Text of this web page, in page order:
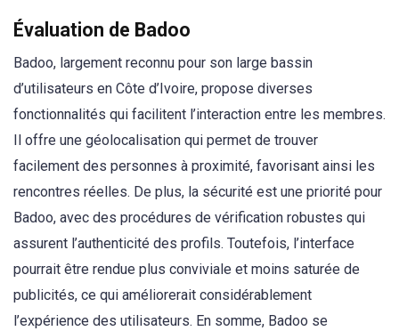
Évaluation de Badoo
Badoo, largement reconnu pour son large bassin
d’utilisateurs en Côte d’Ivoire, propose diverses
fonctionnalités qui facilitent l’interaction entre les membres.
Il offre une géolocalisation qui permet de trouver
facilement des personnes à proximité, favorisant ainsi les
rencontres réelles. De plus, la sécurité est une priorité pour
Badoo, avec des procédures de vérification robustes qui
assurent l’authenticité des profils. Toutefois, l’interface
pourrait être rendue plus conviviale et moins saturée de
publicités, ce qui améliorerait considérablement
l’expérience des utilisateurs. En somme, Badoo se